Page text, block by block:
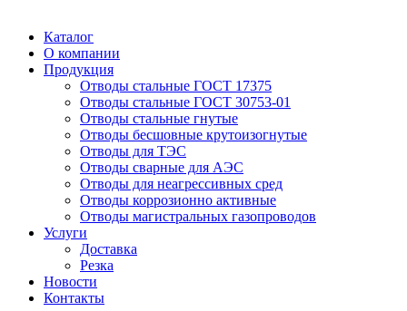
Каталог
О компании
Продукция
Отводы стальные ГОСТ 17375
Отводы стальные ГОСТ 30753-01
Отводы стальные гнутые
Отводы бесшовные крутоизогнутые
Отводы для ТЭС
Отводы сварные для АЭС
Отводы для неагрессивных сред
Отводы коррозионно активные
Отводы магистральных газопроводов
Услуги
Доставка
Резка
Новости
Контакты